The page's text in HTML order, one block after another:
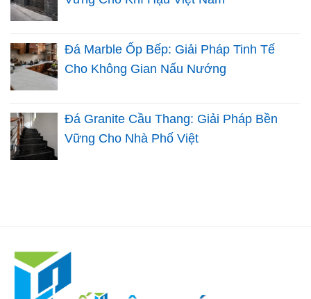
Đá Marble Ốp Bếp: Giải Pháp Tinh Tế
Cho Không Gian Nấu Nướng
Đá Granite Cầu Thang: Giải Pháp Bền
Vững Cho Nhà Phố Việt